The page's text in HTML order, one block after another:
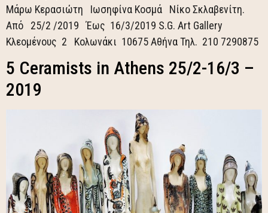
Μάρω Κερασιώτη Ιωσηφίνα Κοσμά Νίκο Σκλαβενίτη.
Από 25/2 /2019 Έως 16/3/2019 S.G. Art Gallery
Κλεομένους 2 Κολωνάκι 10675 Αθήνα Τηλ. 210 7290875
5 Ceramists in Athens 25/2-16/3 –
2019